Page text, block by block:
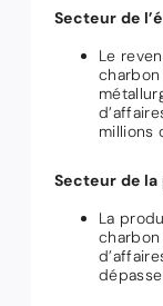
Secteur de
Le
millions
Secteur de
La